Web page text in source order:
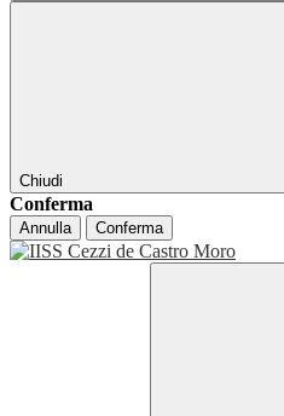
Chiudi
Conferma
Annulla Conferma